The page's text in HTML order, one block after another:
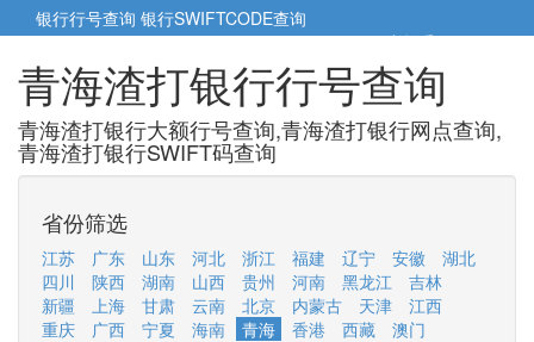
银行行号查询 银行SWIFTCODE查询
5cm小帮手5cm.cn
青海渣打银行行号查询
青海渣打银行大额行号查询,青海渣打银行网点查询,
青海渣打银行SWIFT码查询
省份筛选
江苏 广东 山东 河北 浙江 福建 辽宁 安徽
湖北
四川
陕西 湖南 山西 贵州 河南 黑龙江
吉林
新疆
上海 甘肃 云南 北京 内蒙古 天津
江西
重庆
广西 宁夏 海南 青海 香港 西藏
澳门